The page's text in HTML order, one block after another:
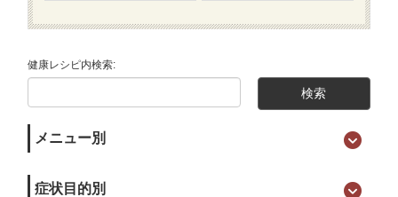
健康レシピ内検索:
メニュー別
症状目的別